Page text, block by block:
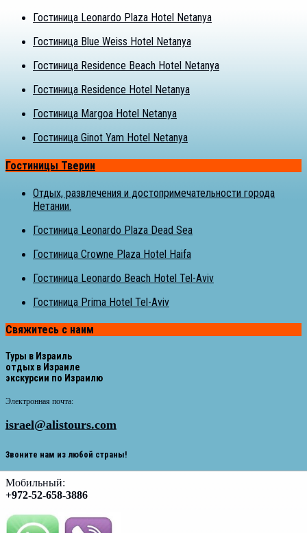
Гостиница Leonardo Plaza Hotel Netanya
Гостиница Blue Weiss Hotel Netanya
Гостиница Residence Beach Hotel Netanya
Гостиница Residence Hotel Netanya
Гостиница Margoa Hotel Netanya
Гостиница Ginot Yam Hotel Netanya
Гостиницы Тверии
Отдых, развлечения и достопримечательности города
Нетании.
Гостиница Leonardo Plaza Dead Sea
Гостиница Crowne Plaza Hotel Haifa
Гостиница Leonardo Beach Hotel Tel-Aviv
Гостиница Prima Hotel Tel-Aviv
Свяжитесь с наим
Туры в Израиль
отдых в Израиле
экскурсии по Израилю
Электронная почта:
israel@alistours.com
Звоните нам из любой страны!
Мобильный:
+972-52-658-3886